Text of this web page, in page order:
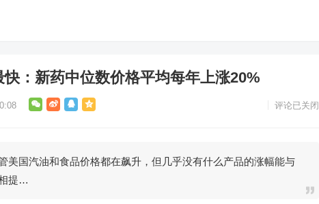
：新药中位数价格平均每年上涨20%
评论已关闭
国汽油和食品价格都在飙升，但几乎没有什么产品的涨幅能与
提…